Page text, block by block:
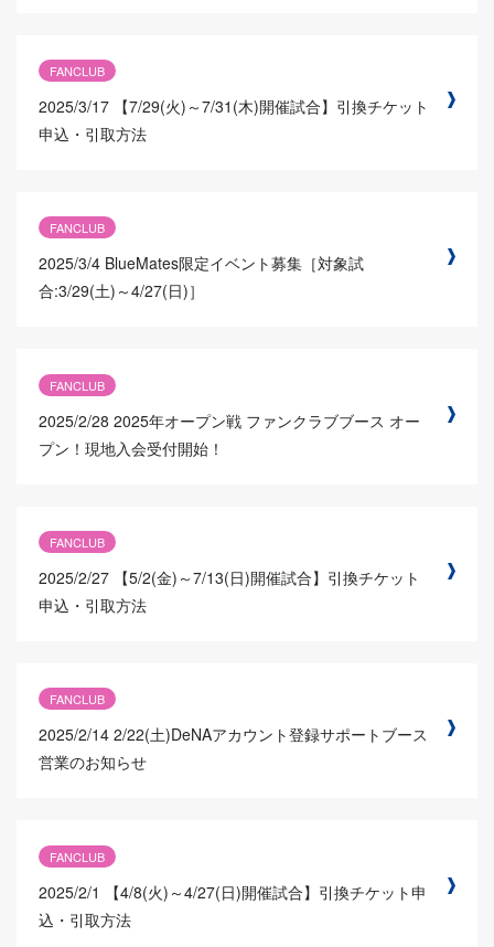
FANCLUB
2025/3/17 【7/29(火)～7/31(木)開催試合】引換チケット
申込・引取方法
FANCLUB
2025/3/4 BlueMates限定イベント募集［対象試
合:3/29(土)～4/27(日)］
FANCLUB
2025/2/28 2025年オープン戦 ファンクラブブース オー
プン！現地入会受付開始！
FANCLUB
2025/2/27 【5/2(金)～7/13(日)開催試合】引換チケット
申込・引取方法
FANCLUB
2025/2/14 2/22(土)DeNAアカウント登録サポートブース
営業のお知らせ
FANCLUB
2025/2/1
【4/8(火)～4/27(日)開催試合】引換チケット申
込・引取方法